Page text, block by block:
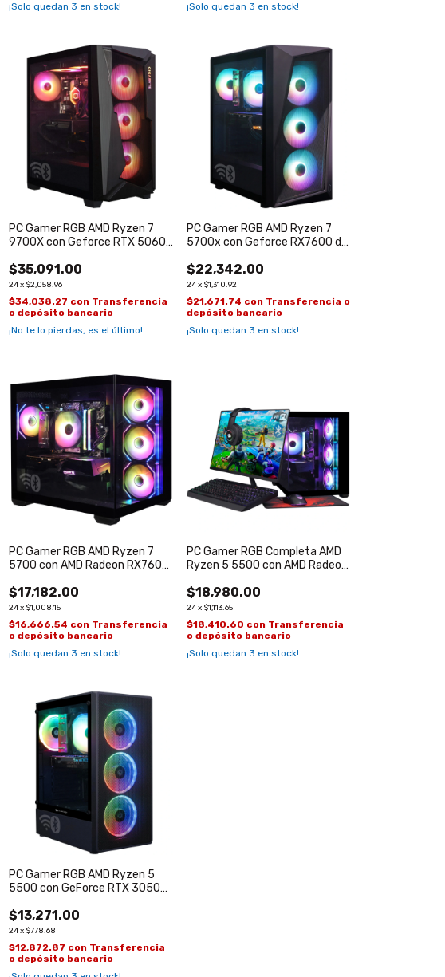
¡Solo quedan 3 en stock!
¡Solo quedan 3 en stock!
PC Gamer RGB AMD Ryzen 7
9700X con Geforce RTX 5060
$35,091.00
24x $2,058.96
$34,038.27 con Transferencia
o depósito bancario
¡No te lo pierdas, es el último!
PC Gamer RGB AMD Ryzen 7
5700x con Geforce RX7600 de
$22,342.00
24 x $1,310.92
$21,671.74 con Transferencia o
depósito bancario
¡Solo quedan 3 en stock!
PC Gamer RGB AMD Ryzen 7
5700 con AMD Radeon RX7600
$17,182.00
24x $1,008.15
$16,666.54 con Transferencia
o depósito bancario
¡Solo quedan 3 en stock!
PC Gamer RGB Completa AMD
Ryzen 5 5500 con AMD Radeon
$18,980.00
24 x $1,113.65
$18,410.60 con Transferencia
o depósito bancario
¡Solo quedan 3 en stock!
PC Gamer RGB AMD Ryzen 5
5500 con GeForce RTX 3050
$13,271.00
24x $778.68
$12,872.87 con Transferencia
o depósito bancario